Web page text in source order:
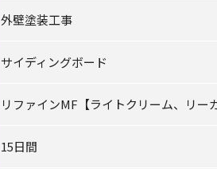
外壁塗装工事
サイディングボード
リファインMF【ライトクリーム、リー
15日間